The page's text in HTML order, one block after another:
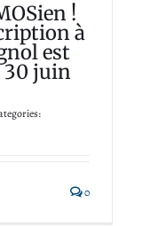
!
à
est
30 juin
0